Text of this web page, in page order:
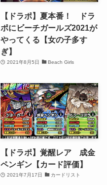
【ドラポ】夏本番！ ドラ
ポにビーチガールズ2021が
やってくる【女の子多す
ぎ】
2021年8月5日 Beach Girls
【ドラポ】覚醒レア 成金
ペンギン【カード評価】
2021年7月17日 カードリスト